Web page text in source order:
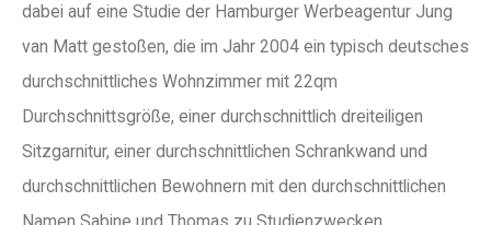
dabei auf eine Studie der Hamburger Werbeagentur Jung
van Matt gestoßen, die im Jahr 2004 ein typisch deutsches
durchschnittliches Wohnzimmer mit 22qm
Durchschnittsgröße, einer durchschnittlich dreiteiligen
Sitzgarnitur, einer durchschnittlichen Schrankwand und
durchschnittlichen Bewohnern mit den durchschnittlichen